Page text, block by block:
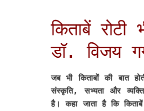
किताबें
डॉ. विजय
जब भी किताबों की बात
संस्कृति, सभ्यता और
है। कहा जाता है कि